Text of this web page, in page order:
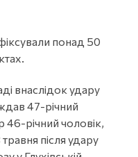
понад 50
внаслідок удару
47-річний
46-річний чоловік,
після удару